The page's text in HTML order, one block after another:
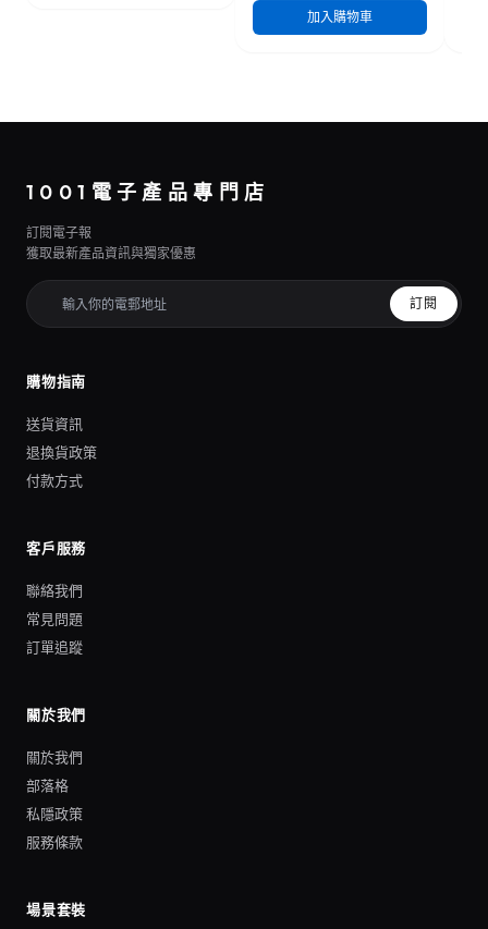
加入購物車
1001電子產品專門店
訂閱電子報
獲取最新產品資訊與獨家優惠
訂閱
購物指南
送貨資訊
退換貨政策
付款方式
客戶服務
聯絡我們
常見問題
訂單追蹤
關於我們
關於我們
部落格
私隱政策
服務條款
場景套裝